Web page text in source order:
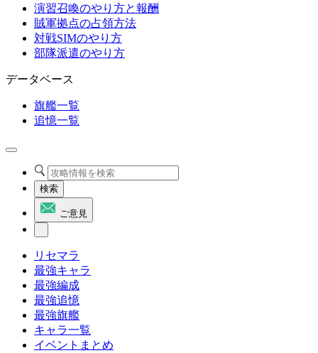
演習召喚のやり方と報酬
賊軍拠点の占領方法
対戦SIMのやり方
部隊派遣のやり方
データベース
旗艦一覧
追憶一覧
検索
ご意見
リセマラ
最強キャラ
最強編成
最強追憶
最強旗艦
キャラ一覧
イベントまとめ